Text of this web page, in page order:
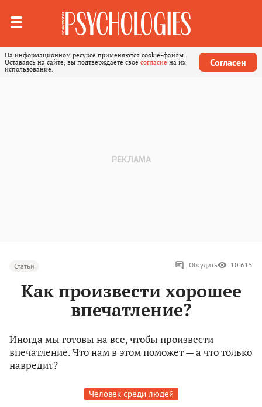
На информационном ресурсе применяются cookie-файлы.
Оставаясь на сайте, вы подтверждаете свое согласие на их
использование.
Согласен
Статьи Обсудить 10 615
Как произвести хорошее
впечатление?
Иногда мы готовы на все, чтобы произвести
впечатление. Что нам в этом поможет — а что только
навредит?
Человек среди людей